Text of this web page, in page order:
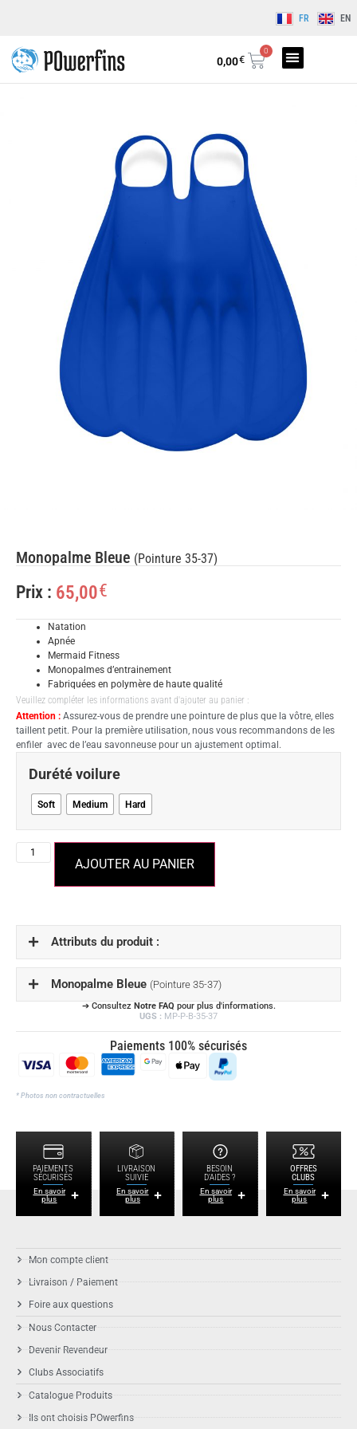
FR EN
0,00€
0
Monopalme Bleue (Pointure 35-37)
Prix : 65,00€
Natation
Apnée
Mermaid Fitness
Monopalmes d’entrainement
Fabriquées en polymère de haute qualité
Veuillez compléter les informations avant d'ajouter au panier :
Attention : Assurez-vous de prendre une pointure de plus que la vôtre, elles
taillent petit. Pour la première utilisation, nous vous recommandons de les
enfiler avec de l’eau savonneuse pour un ajustement optimal.
Durété voilure
Soft Medium Hard
AJOUTER AU PANIER
Attributs du produit :
Monopalme Bleue (Pointure 35-37)
➔ Consultez Notre FAQ pour plus d'informations.
UGS : MP-P-B-35-37
Paiements 100% sécurisés
* Photos non contractuelles
PAIEMENTS
SÉCURISÉS
En savoir
plus
LIVRAISON
SUIVIE
En savoir
plus
BESOIN
D'AIDES ?
En savoir
plus
OFFRES
CLUBS
En savoir
plus
Mon compte client
Livraison / Paiement
Foire aux questions
Nous Contacter
Devenir Revendeur
Clubs Associatifs
Catalogue Produits
Ils ont choisis POwerfins